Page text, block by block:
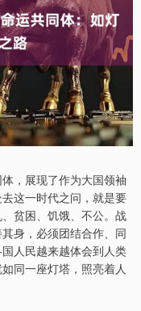
，展现了作为大国领袖
这一时代之问，就是要
贫困、饥饿、不公。战
身，必须团结合作、同
人民越来越体会到人类
同一座灯塔，照亮着人